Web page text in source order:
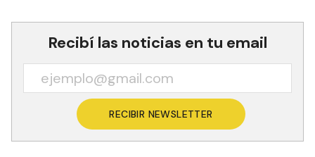
Recibí las noticias en tu email
RECIBIR NEWSLETTER